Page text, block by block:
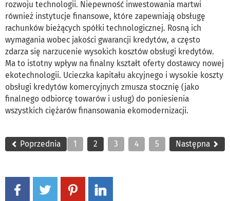
rozwoju technologii. Niepewność inwestowania martwi
również instytucje finansowe, które zapewniają obsługę
rachunków bieżących spółki technologicznej. Rosną ich
wymagania wobec jakości gwarancji kredytów, a często
zdarza się narzucenie wysokich kosztów obsługi kredytów.
Ma to istotny wpływ na finalny kształt oferty dostawcy nowej
ekotechnologii. Ucieczka kapitału akcyjnego i wysokie koszty
obsługi kredytów komercyjnych zmusza stocznię (jako
finalnego odbiorcę towarów i usług) do poniesienia
wszystkich ciężarów finansowania ekomodernizacji.
Poprzednia 1 2 3 4 5 Następna